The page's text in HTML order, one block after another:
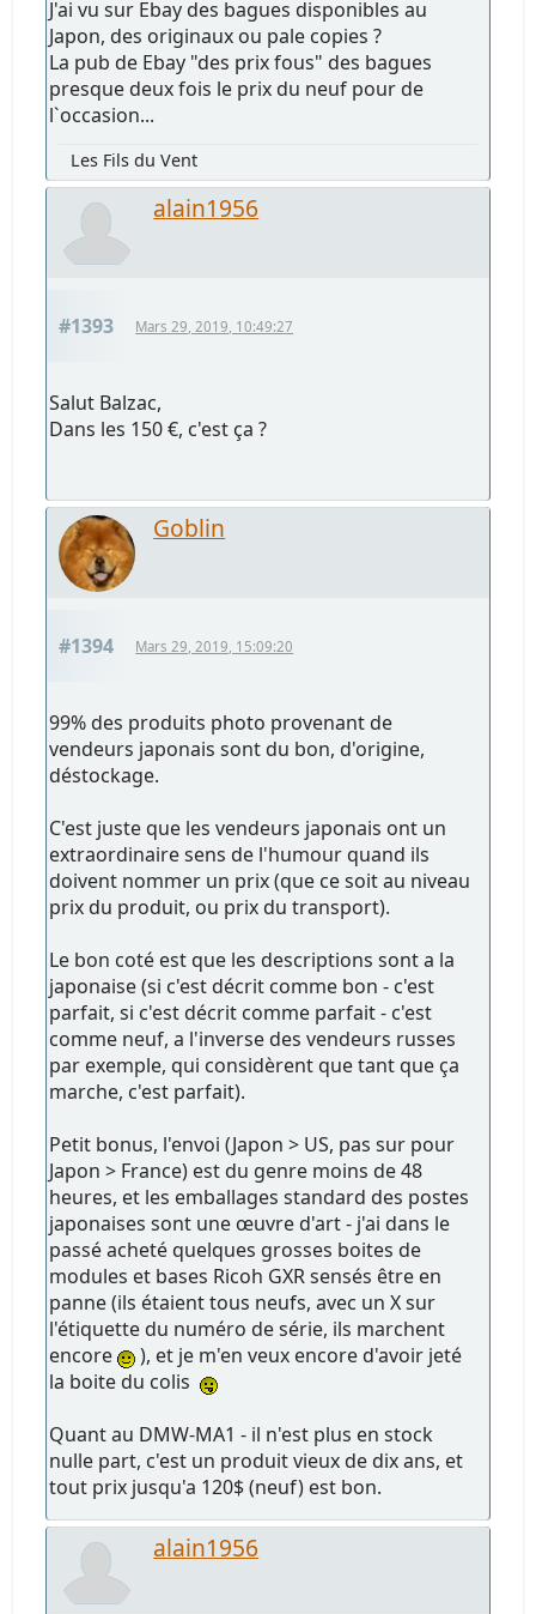
J'ai vu sur Ebay des bagues disponibles au
Japon, des originaux ou pale copies ?
La pub de Ebay "des prix fous" des bagues
presque deux fois le prix du neuf pour de
l`occasion...
Les Fils du Vent
alain1956
#1393 Mars 29, 2019, 10:49:27
Salut Balzac,
Dans les 150 €, c'est ça ?
Goblin
#1394 Mars 29, 2019, 15:09:20
99% des produits photo provenant de
vendeurs japonais sont du bon, d'origine,
déstockage.
C'est juste que les vendeurs japonais ont un
extraordinaire sens de l'humour quand ils
doivent nommer un prix (que ce soit au niveau
prix du produit, ou prix du transport).
Le bon coté est que les descriptions sont a la
japonaise (si c'est décrit comme bon - c'est
parfait, si c'est décrit comme parfait - c'est
comme neuf, a l'inverse des vendeurs russes
par exemple, qui considèrent que tant que ça
marche, c'est parfait).
Petit bonus, l'envoi (Japon > US, pas sur pour
Japon > France) est du genre moins de 48
heures, et les emballages standard des postes
japonaises sont une œuvre d'art - j'ai dans le
passé acheté quelques grosses boites de
modules et bases Ricoh GXR sensés être en
panne (ils étaient tous neufs, avec un X sur
l'étiquette du numéro de série, ils marchent
encore
), et je m'en veux encore d'avoir jeté
la boite du colis
Quant au DMW-MA1 - il n'est plus en stock
nulle part, c'est un produit vieux de dix ans, et
tout prix jusqu'a 120$ (neuf) est bon.
alain1956